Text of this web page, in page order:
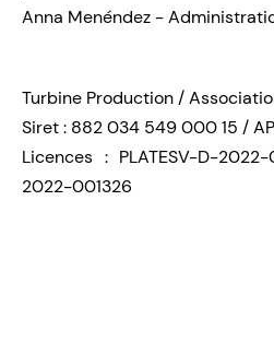
Anna Menéndez -
Turbine Production /
Siret : 882 034 549 000 15 /
Licences : PLATESV-D-
2022-001326